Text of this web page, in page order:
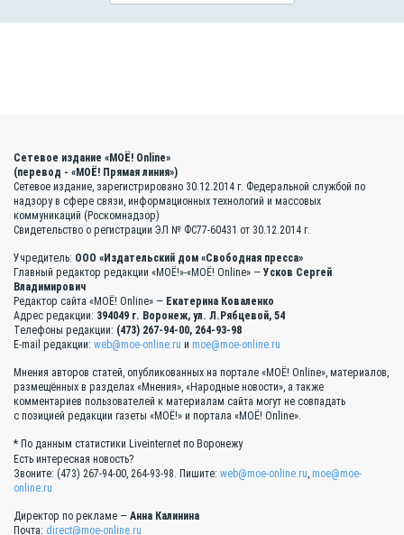
Сетевое издание «МОЁ! Online»
(перевод - «МОЁ! Прямая линия»)
Сетевое издание, зарегистрировано 30.12.2014 г. Федеральной службой по
надзору в сфере связи, информационных технологий и массовых
коммуникаций (Роскомнадзор)
Свидетельство о регистрации ЭЛ № ФС77-60431 от 30.12.2014 г.
Учредитель: ООО «Издательский дом «Свободная пресса»
Главный редактор редакции «МОЁ!»-«МОЁ! Online» — Усков Сергей
Владимирович
Редактор сайта «МОЁ! Online» — Екатерина Коваленко
Адрес редакции: 394049 г. Воронеж, ул. Л.Рябцевой, 54
Телефоны редакции: (473) 267-94-00, 264-93-98
E-mail редакции: web@moe-online.ru и moe@moe-online.ru
Мнения авторов статей, опубликованных на портале «МОЁ! Online», материалов,
размещённых в разделах «Мнения», «Народные новости», а также
комментариев пользователей к материалам сайта могут не совпадать
с позицией редакции газеты «МОЁ!» и портала «МОЁ! Online».
* По данным статистики Liveinternet по Воронежу
Есть интересная новость?
Звоните: (473) 267-94-00, 264-93-98. Пишите: web@moe-online.ru, moe@moe-
online.ru
Директор по рекламе — Анна Калинина
Почта: direct@moe-online.ru